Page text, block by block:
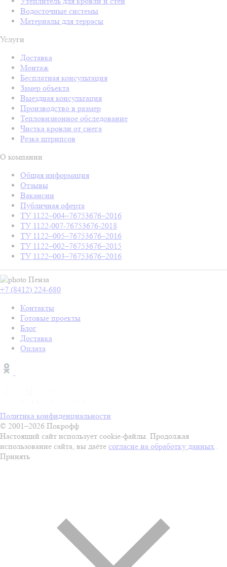
Водосточные системы
Материалы для террасы
Услуги
Доставка
Монтаж
Бесплатная консультация
Замер объекта
Выездная консультация
Производство в размер
Тепловизионное обследование
Чистка кровли от снега
Резка штрипсов
О компании
Общая информация
Отзывы
Вакансии
Публичная оферта
ТУ 1122–004–76753676–2016
ТУ 1122-007-76753676-2018
ТУ 1122–005–76753676–2016
ТУ 1122–002–76753676–2015
ТУ 1122–003–76753676–2016
Пенза
+7 (8412) 224-680
Контакты
Готовые проекты
Блог
Доставка
Оплата
Политика конфиденциальности
© 2001–2026 Покрофф
Настоящий сайт использует cookie-файлы. Продолжая
использование сайта, вы даёте согласие на обработку данных .
Принять